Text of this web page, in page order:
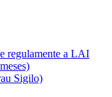
regulamente a LAI
Sigilo)